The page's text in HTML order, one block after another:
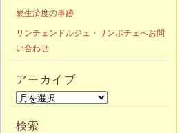
衆生済度の事跡
リンチェンドルジェ・リンポチェへお問
い合わせ
アーカイブ
検索